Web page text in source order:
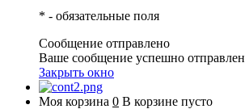
* - обязательные поля
Сообщение отправлено
Ваше сообщение успешно
Закрыть окно
Моя корзина 0 В корзине пусто